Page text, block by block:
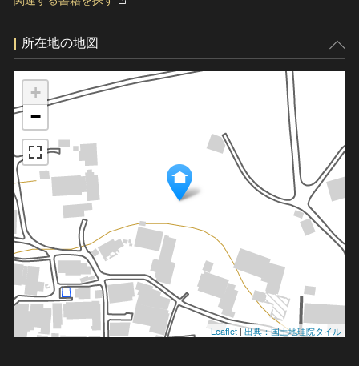
所在地の地図
+
−
Leaflet|出典：国土地理院タイル